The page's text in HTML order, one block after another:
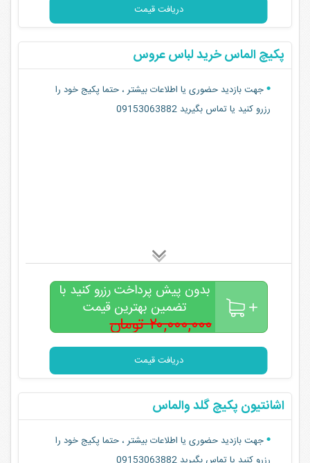
دریافت قیمت
پکیچ الماس خرید لباس عروس
جهت بازدید حضوری یا اطلاعات بیشتر ، حتما پکیج خود را
رزرو کنید یا تماس بگیرید 09153063882
بدون پیش پرداخت رزرو کنید با
تضمین بهترین قیمت
۲۰,۰۰۰,۰۰۰ تومان
۱۵,۰۰۰,۰۰۰تومان
دریافت قیمت
اشانتیون پکیچ گلد والماس
جهت بازدید حضوری یا اطلاعات بیشتر ، حتما پکیج خود را